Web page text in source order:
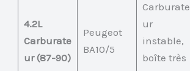
4.2L
Carburate
ur (87-90)
Peugeot
BA10/5
Carburate
ur
instable,
boîte très